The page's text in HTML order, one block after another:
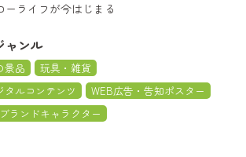
ーライフが今はじまる
ャンル
景品
玩具・雑貨
タルコンテンツ
WEB広告・告知ポスター
ブランドキャラクター